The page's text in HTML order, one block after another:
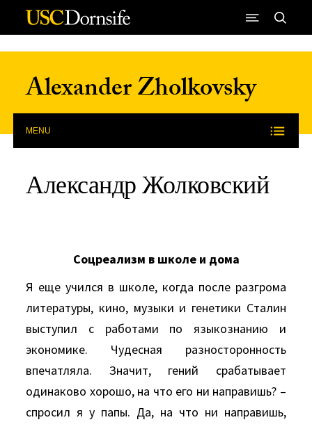
Skip to Content
Alexander Zholkovsky
MENU
Александр Жолковский
Соцреализм в школе и дома
Я еще учился в школе, когда после разгрома
литературы, кино, музыки и генетики Сталин
выступил с работами по языкознанию и
экономике. Чудесная разносторонность
впечатляла. Значит, гений срабатывает
одинаково хорошо, на что его ни направишь? –
спросил я у папы. Да, на что ни направишь,